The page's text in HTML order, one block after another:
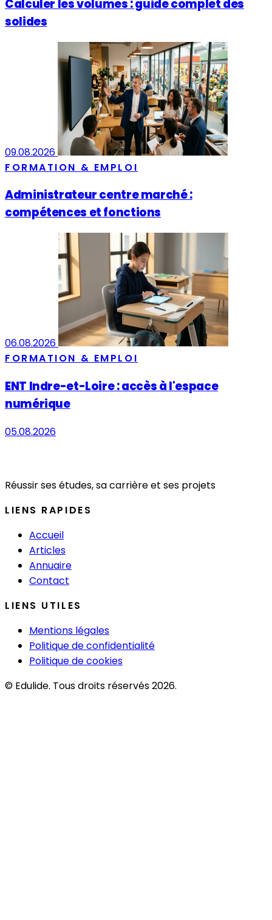
Calculer les volumes : guide complet des
solides
09.08.2026
FORMATION & EMPLOI
Administrateur centre marché :
compétences et fonctions
06.08.2026
FORMATION & EMPLOI
ENT Indre-et-Loire : accès à l'espace
numérique
05.08.2026
Réussir ses études, sa carrière et ses projets
LIENS RAPIDES
Accueil
Articles
Annuaire
Contact
LIENS UTILES
Mentions légales
Politique de confidentialité
Politique de cookies
© Edulide. Tous droits réservés 2026.